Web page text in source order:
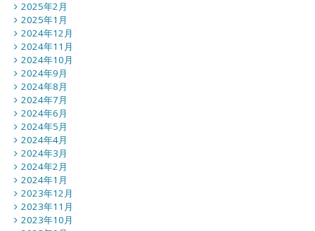
2025年2月
2025年1月
2024年12月
2024年11月
2024年10月
2024年9月
2024年8月
2024年7月
2024年6月
2024年5月
2024年4月
2024年3月
2024年2月
2024年1月
2023年12月
2023年11月
2023年10月